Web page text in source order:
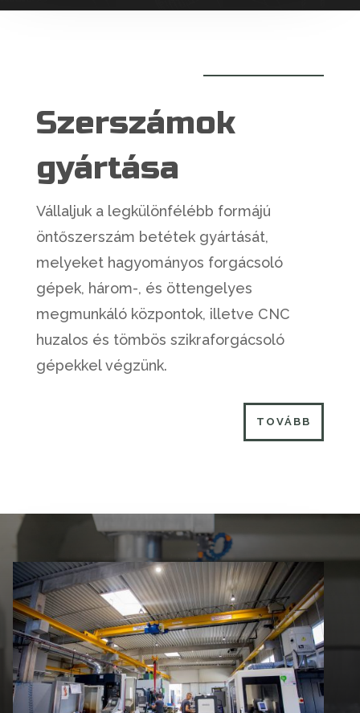
Szerszámok
gyártása
Vállaljuk a legkülönfélébb formájú
öntőszerszám betétek gyártását,
melyeket hagyományos forgácsoló
gépek, három-, és öttengelyes
megmunkáló központok, illetve CNC
huzalos és tömbös szikraforgácsoló
gépekkel végzünk.
TOVÁBB